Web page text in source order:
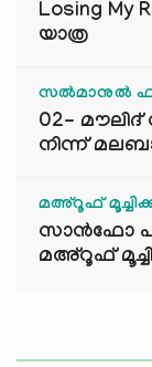
Losing My
യാത്ര
സൽമാനുൽ
02-
നിന്ന്
മഅ്റൂഫ്
സാൻഫോ
മഅ്റൂഫ്